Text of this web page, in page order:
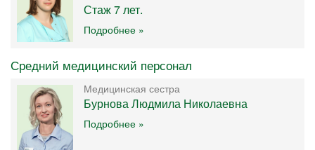
Стаж 7 лет.
Подробнее »
Средний медицинский персонал
Медицинская сестра
Бурнова Людмила Николаевна
Подробнее »